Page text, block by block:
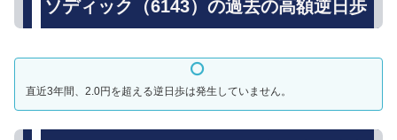
ソディック（6143）の過去の高額逆日歩
直近3年間、2.0円を超える逆日歩は発生していません。